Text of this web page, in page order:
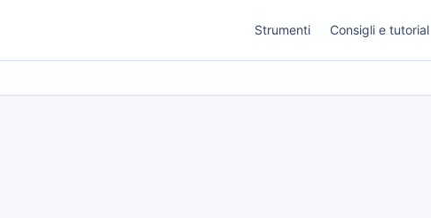
Strumenti Consigli e tutorial